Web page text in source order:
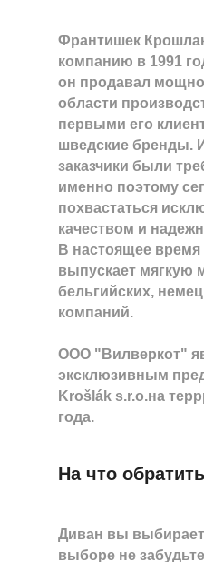
На что
Франтишек
компанию в 1991
он продавал
области
первыми его
шведские бренды.
заказчики были
именно поэтому
похвастаться
качеством и
В настоящее
выпускает мягкую
бельгийских,
компаний.
ООО "Вилверкот"
эксклюзивным
Krošlák s.r.o.на
года.
Диван вы
выборе не